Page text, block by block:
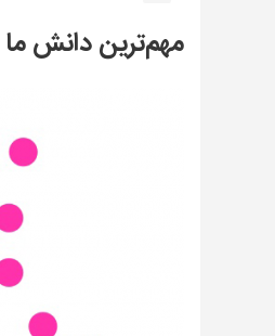
مهم‌ترین دانش